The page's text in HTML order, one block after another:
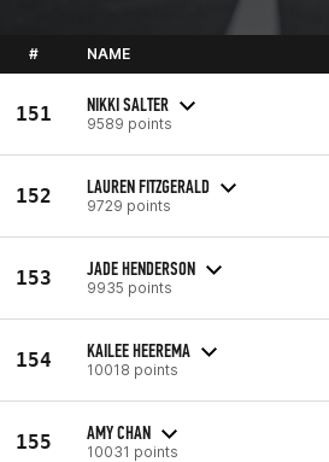
# NAME
151 NIKKI SALTER
9589 points
152 LAUREN FITZGERALD
9729 points
153 JADE HENDERSON
9935 points
154 KAILEE HEEREMA
10018 points
155 AMY CHAN
10031 points